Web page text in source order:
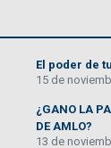
El poder de
15 de
¿GANO LA
DE AMLO?
13 de